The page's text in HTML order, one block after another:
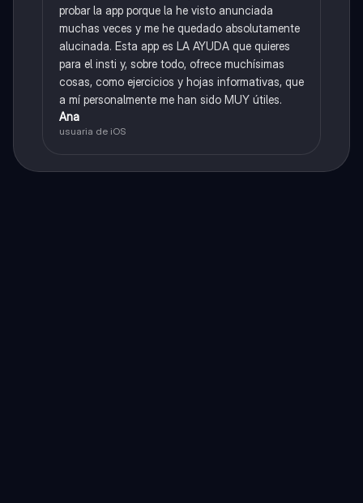
probar la app porque la he visto anunciada
muchas veces y me he quedado absolutamente
alucinada. Esta app es LA AYUDA que quieres
para el insti y, sobre todo, ofrece muchísimas
cosas, como ejercicios y hojas informativas, que
a mí personalmente me han sido MUY útiles.
Ana
usuaria de iOS